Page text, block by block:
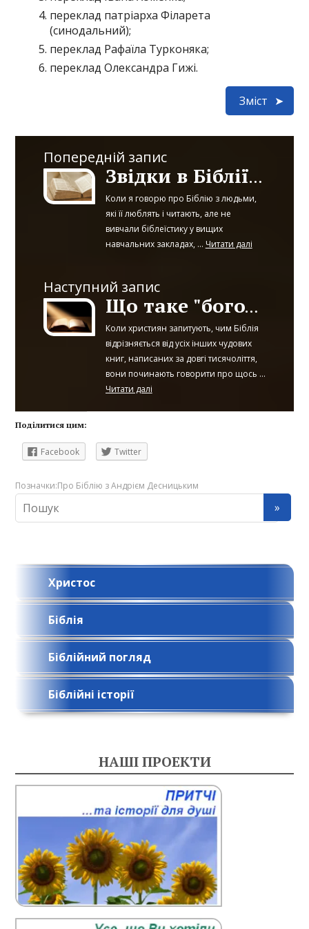
переклад патріарха Філарета
(синодальний);
переклад Рафаїла Турконяка;
переклад Олександра Гижі.
Зміст
Попередній запис
Звідки в Біблії різночитання?
Коли я говорю про Біблію з людьми,
які її люблять і читають, але не
вивчали біблеїстику у вищих
навчальних закладах, ... Читати далі
Наступний запис
Що таке "богодухновенність"?
Коли християн запитують, чим Біблія
відрізняється від усіх інших чудових
книг, написаних за довгі тисячоліття,
вони починають говорити про щось ...
Читати далі
Поділитися цим:
Facebook Twitter
Позначки:Про Біблію з Андрієм Десницьким
Христос
Біблія
Біблійний погляд
Біблійні історії
НАШІ ПРОЕКТИ